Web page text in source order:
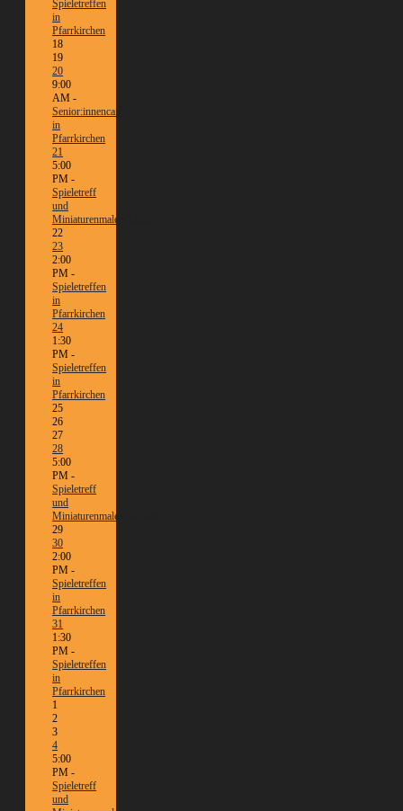
Spieletreffen
in
Pfarrkirchen
18
19
20
9:00
AM -
Senior:innencafé
in
Pfarrkirchen
21
5:00
PM -
Spieletreff
und
Miniaturenmalen/Tabletop
22
23
2:00
PM -
Spieletreffen
in
Pfarrkirchen
24
1:30
PM -
Spieletreffen
in
Pfarrkirchen
25
26
27
28
5:00
PM -
Spieletreff
und
Miniaturenmalen/Tabletop
29
30
2:00
PM -
Spieletreffen
in
Pfarrkirchen
31
1:30
PM -
Spieletreffen
in
Pfarrkirchen
1
2
3
4
5:00
PM -
Spieletreff
und